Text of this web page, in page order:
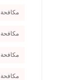
مكافحة
مكافحة
مكافحة
مكافحة